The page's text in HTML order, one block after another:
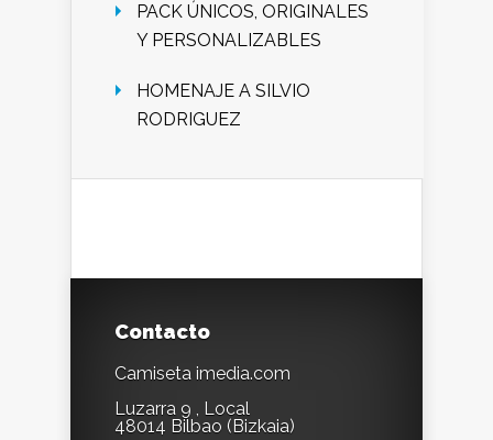
PACK ÚNICOS, ORIGINALES
Y PERSONALIZABLES
HOMENAJE A SILVIO
RODRIGUEZ
Contacto
Camiseta imedia.com
Luzarra 9 , Local
48014 Bilbao (Bizkaia)